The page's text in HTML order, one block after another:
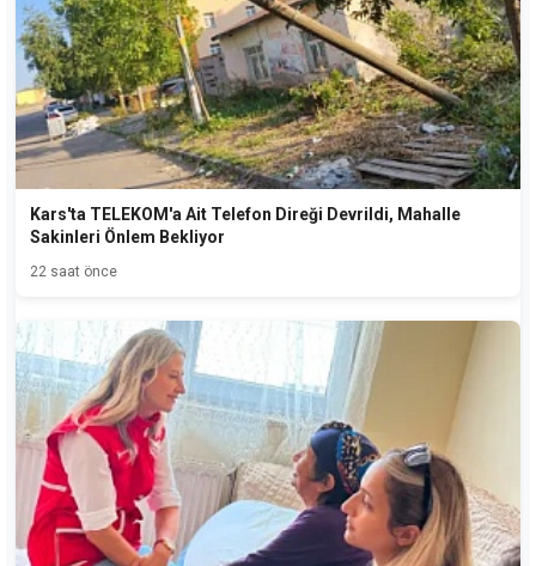
Kars'ta TELEKOM'a Ait Telefon Direği Devrildi, Mahalle
Sakinleri Önlem Bekliyor
22 saat önce